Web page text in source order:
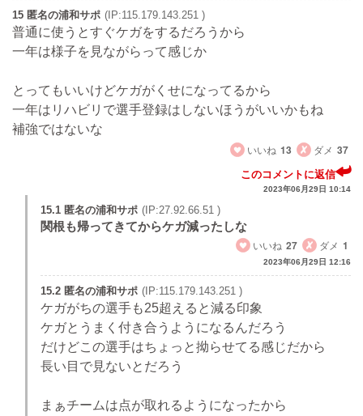
15 匿名の浦和サポ (IP:115.179.143.251 )
普通に使うとすぐケガをするだろうから
一年は様子を見ながらって感じか
とってもいいけどケガがくせになってるから
一年はリハビリで選手登録はしないほうがいいかもね
補強ではないな
いいね 13 ダメ 37
このコメントに返信
2023年06月29日 10:14
15.1 匿名の浦和サポ (IP:27.92.66.51 )
関根も帰ってきてからケガ減ったしな
いいね 27 ダメ 1
2023年06月29日 12:16
15.2 匿名の浦和サポ (IP:115.179.143.251 )
ケガがちの選手も25超えると減る印象
ケガとうまく付き合うようになるんだろう
だけどこの選手はちょっと拗らせてる感じだから
長い目で見ないとだろう
まぁチームは点が取れるようになったから